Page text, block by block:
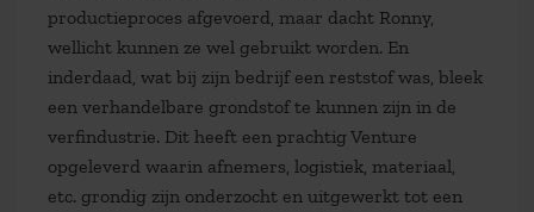
productieproces afgevoerd, maar dacht Ronny,
wellicht kunnen ze wel gebruikt worden. En
inderdaad, wat bij zijn bedrijf een reststof was, bleek
een verhandelbare grondstof te kunnen zijn in de
verfindustrie. Dit heeft een prachtig Venture
opgeleverd waarin afnemers, logistiek, materiaal,
etc. grondig zijn onderzocht en uitgewerkt tot een